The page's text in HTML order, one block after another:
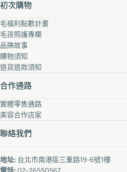
初次購物
毛福利點數計畫
毛孩照護專欄
品牌故事
購物須知
退貨退款須知
合作通路
實體零售通路
美容合作店家
聯絡我們
地址: 台北市南港區三重路19-6號1樓